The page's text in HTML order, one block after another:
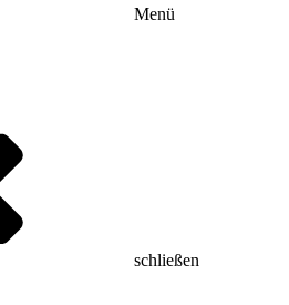
Menü
schließen